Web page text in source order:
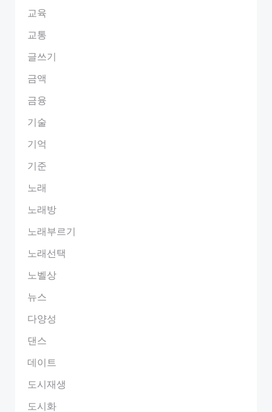
교육
교통
글쓰기
금액
금융
기술
기억
기준
노래
노래방
노래부르기
노래선택
노벨상
뉴스
다양성
댄스
데이트
도시재생
도시화